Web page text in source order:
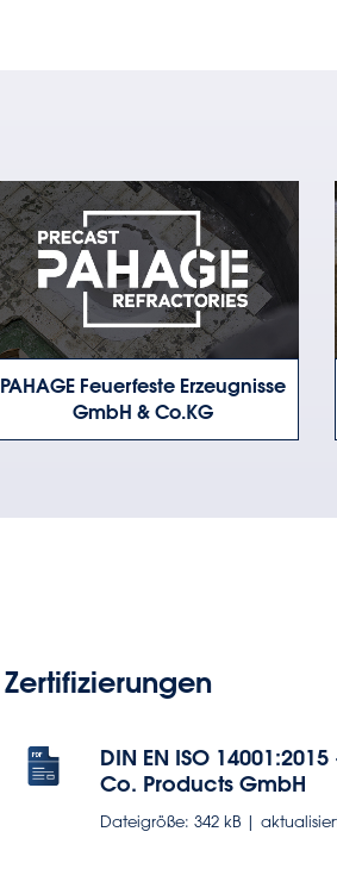
PAHAGE Feuerfeste Erzeugnisse
GmbH & Co.KG
Zertifizierungen
DIN EN ISO
Co. Products GmbH
Dateigröße: 342 kB |